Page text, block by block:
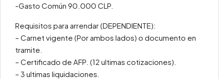
-Gasto Común 90.000 CLP.
Requisitos para arrendar (DEPENDIENTE):
– Carnet vigente (Por ambos lados) o documento en
tramite.
– Certificado de AFP. (12 ultimas cotizaciones).
– 3 ultimas liquidaciones.